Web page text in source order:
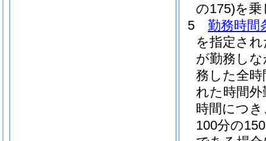
の175)を乗
5
勤務時間
を指定さ
が勤務し
務した全
れた時間
時間につき
100分の150